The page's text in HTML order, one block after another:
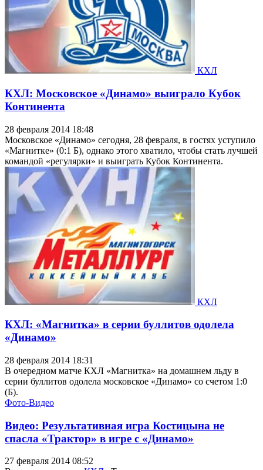
КХЛ
КХЛ: Московское «Динамо» выиграло Кубок
Континента
28 февраля 2014 18:48
Московское «Динамо» сегодня, 28 февраля, в гостях уступило
«Магнитке» (0:1 Б), однако этого хватило, чтобы стать лучшей
командой «регулярки» и выиграть Кубок Континента.
КХЛ
КХЛ: «Магнитка» в серии буллитов одолела
«Динамо»
28 февраля 2014 18:31
В очередном матче КХЛ «Магнитка» на домашнем льду в
серии буллитов одолела московское «Динамо» со счетом 1:0
(Б).
Фото-Видео
Видео: Результативная игра Костицына не
спасла «Трактор» в игре с «Динамо»
27 февраля 2014 08:52